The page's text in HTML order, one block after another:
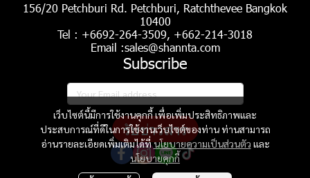
เว็บไซต์นี้มีการใช้งานคุกกี้ เพื่อเพิ่มประสิทธิภาพและ
ประสบการณ์ที่ดีในการใช้งานเว็บไซต์ของท่าน ท่านสามารถ
อ่านรายละเอียดเพิ่มเติมได้ที่นโยบายความเป็นส่วนตัว และ
นโยบายคุกกี้
156/20 Petchburi Rd. Petchburi, Ratchthevee Bangkok
10400
Tel : +6692-264-3509, +662-214-3018
Email :sales@shannta.com
Subscribe
รับข่าวสาร